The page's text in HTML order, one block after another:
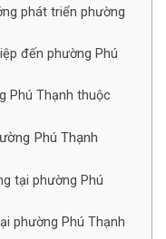
phát triển phường
đến phường Phú
Phú Thạnh thuộc
Phú Thạnh
tại phường Phú
phường Phú Thạnh